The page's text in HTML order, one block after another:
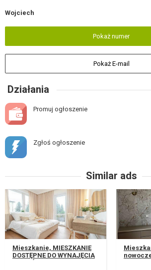
Wojciech
Pokaż numer
Pokaż E-mail
Działania
Promuj ogłoszenie
Zgłoś ogłoszenie
Similar ads
Mieszkanie, MIESZKANIE
DOSTĘPNE DO WYNAJĘCIA